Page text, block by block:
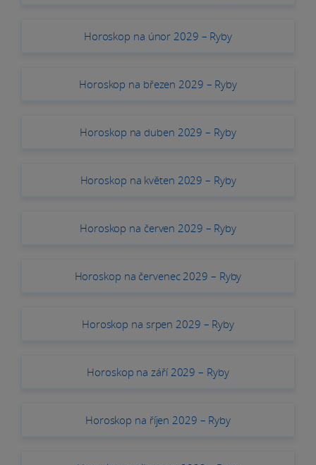
Horoskop na únor 2029 – Ryby
Horoskop na březen 2029 – Ryby
Horoskop na duben 2029 – Ryby
Horoskop na květen 2029 – Ryby
Horoskop na červen 2029 – Ryby
Horoskop na červenec 2029 – Ryby
Horoskop na srpen 2029 – Ryby
Horoskop na září 2029 – Ryby
Horoskop na říjen 2029 – Ryby